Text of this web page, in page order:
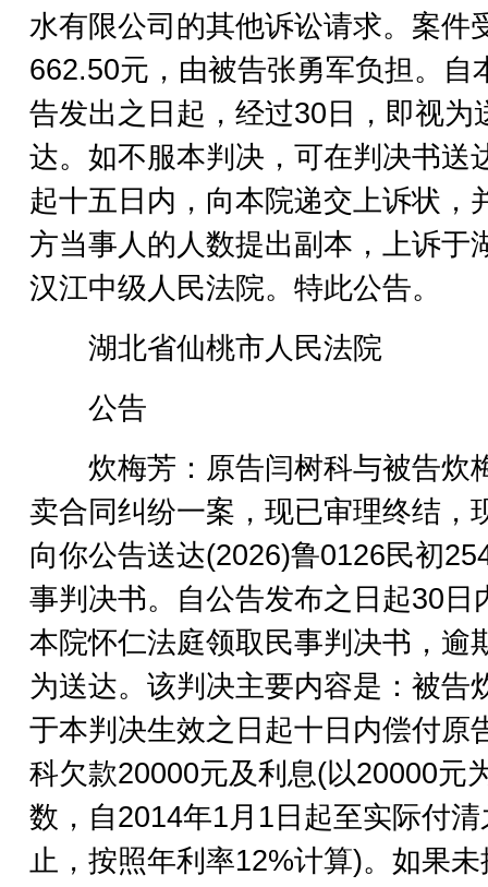
水有限公司的其他诉讼请求。案件
662.50元，由被告张勇军负担。自
告发出之日起，经过30日，即视为
达。如不服本判决，可在判决书送
起十五日内，向本院递交上诉状，
方当事人的人数提出副本，上诉于
汉江中级人民法院。特此公告。
湖北省仙桃市人民法院
公告
炊梅芳：原告闫树科与被告炊
卖合同纠纷一案，现已审理终结，
向你公告送达(2026)鲁0126民初
事判决书。自公告发布之日起30日
本院怀仁法庭领取民事判决书，逾
为送达。该判决主要内容是：被告
于本判决生效之日起十日内偿付原
科欠款20000元及利息(以20000元
数，自2014年1月1日起至实际付清
止，按照年利率12%计算)。如果未